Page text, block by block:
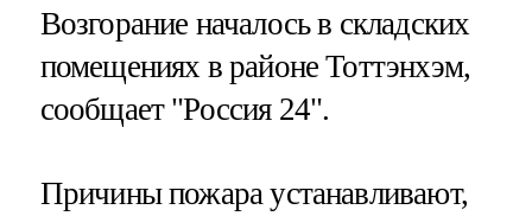
Возгорание началось в складских
помещениях в районе Тоттэнхэм,
сообщает "Россия 24".
Причины пожара устанавливают,